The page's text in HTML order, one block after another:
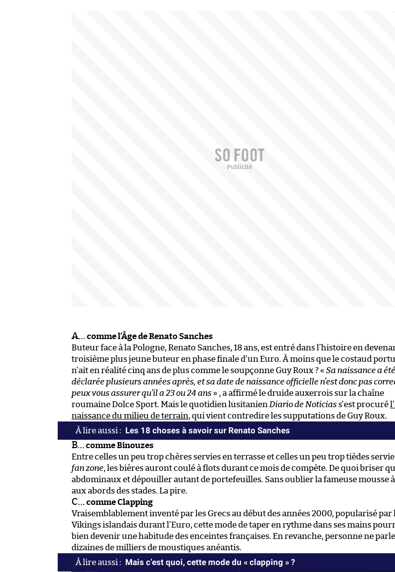
A… comme l’Âge de Renato Sanches
Buteur face à la Pologne, Renato Sanches, 18 ans, est entré dans l’histoire en
troisième plus jeune buteur en phase finale d’un Euro. À moins que le costaud
n’ait en réalité cinq ans de plus comme le soupçonne Guy Roux ? « Sa naissance a été
déclarée plusieurs années après, et sa date de naissance officielle n’est donc pas
peux vous assurer qu’il a 23 ou 24 ans » , a affirmé le druide auxerrois sur la chaîne
roumaine Dolce Sport. Mais le quotidien lusitanien Diario de Noticias s’est procuré
naissance du milieu de terrain, qui vient contredire les supputations de Guy Roux.
Les 18 choses à savoir sur Renato Sanches
B… ​comme Binouzes
Entre celles un peu trop chères servies en terrasse et celles un peu trop tièdes
fan zone, les bières auront coulé à flots durant ce mois de compète. De quoi briser
abdominaux et dépouiller autant de portefeuilles. Sans oublier la fameuse mousse à
aux abords des stades. La pire.
C… comme Clapping
Vraisemblablement inventé par les Grecs au début des années 2000, popularisé par
Vikings islandais durant l’Euro, cette mode de taper en rythme dans ses mains
bien devenir une habitude des enceintes françaises. En revanche, personne ne
dizaines de milliers de moustiques anéantis.
Mais c’est quoi, cette mode du « clapping » ?